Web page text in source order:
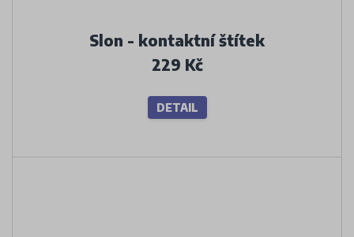
Slon - kontaktní štítek
229 Kč
DETAIL